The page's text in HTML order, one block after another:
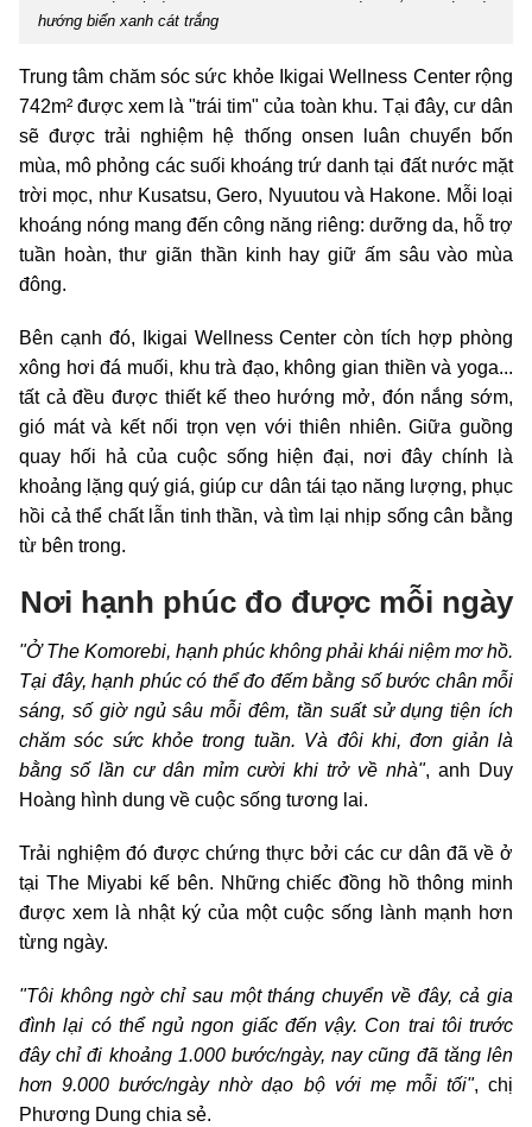
hướng biển xanh cát trắng
Trung tâm chăm sóc sức khỏe Ikigai Wellness Center rộng
742m² được xem là "trái tim" của toàn khu. Tại đây, cư dân
sẽ được trải nghiệm hệ thống onsen luân chuyển bốn
mùa, mô phỏng các suối khoáng trứ danh tại đất nước mặt
trời mọc, như Kusatsu, Gero, Nyuutou và Hakone. Mỗi loại
khoáng nóng mang đến công năng riêng: dưỡng da, hỗ trợ
tuần hoàn, thư giãn thần kinh hay giữ ấm sâu vào mùa
đông.
Bên cạnh đó, Ikigai Wellness Center còn tích hợp phòng
xông hơi đá muối, khu trà đạo, không gian thiền và yoga...
tất cả đều được thiết kế theo hướng mở, đón nắng sớm,
gió mát và kết nối trọn vẹn với thiên nhiên. Giữa guồng
quay hối hả của cuộc sống hiện đại, nơi đây chính là
khoảng lặng quý giá, giúp cư dân tái tạo năng lượng, phục
hồi cả thể chất lẫn tinh thần, và tìm lại nhịp sống cân bằng
từ bên trong.
Nơi hạnh phúc đo được mỗi ngày
"Ở The Komorebi, hạnh phúc không phải khái niệm mơ hồ.
Tại đây, hạnh phúc có thể đo đếm bằng số bước chân mỗi
sáng, số giờ ngủ sâu mỗi đêm, tần suất sử dụng tiện ích
chăm sóc sức khỏe trong tuần. Và đôi khi, đơn giản là
bằng số lần cư dân mỉm cười khi trở về nhà", anh Duy
Hoàng hình dung về cuộc sống tương lai.
Trải nghiệm đó được chứng thực bởi các cư dân đã về ở
tại The Miyabi kế bên. Những chiếc đồng hồ thông minh
được xem là nhật ký của một cuộc sống lành mạnh hơn
từng ngày.
"Tôi không ngờ chỉ sau một tháng chuyển về đây, cả gia
đình lại có thể ngủ ngon giấc đến vậy. Con trai tôi trước
đây chỉ đi khoảng 1.000 bước/ngày, nay cũng đã tăng lên
hơn 9.000 bước/ngày nhờ dạo bộ với mẹ mỗi tối", chị
Phương Dung chia sẻ.